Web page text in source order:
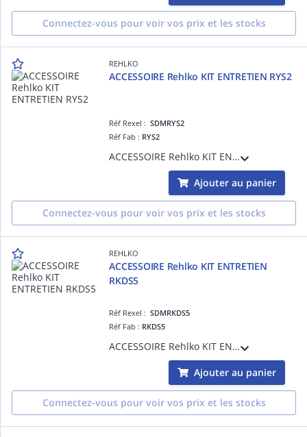
Connectez-vous pour voir vos prix et les stocks
REHLKO
ACCESSOIRE Rehlko KIT ENTRETIEN RYS2
Réf Rexel :SDMRYS2
Réf Fab : RYS2
ACCESSOIRE Rehlko KIT ENTRETIEN RYS2
Ajouter au panier
Connectez-vous pour voir vos prix et les stocks
REHLKO
ACCESSOIRE Rehlko KIT ENTRETIEN
RKDS5
Réf Rexel :SDMRKDS5
Réf Fab : RKDS5
ACCESSOIRE Rehlko KIT ENTRETIEN RKDS5
Ajouter au panier
Connectez-vous pour voir vos prix et les stocks